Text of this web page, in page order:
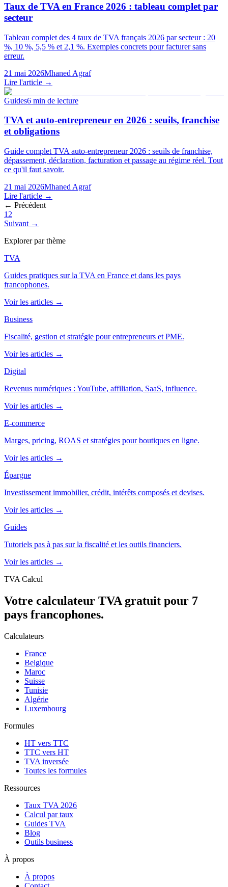
Taux de TVA en France 2026 : tableau complet par
secteur
Tableau complet des 4 taux de TVA français 2026 par secteur : 20
%, 10 %, 5,5 % et 2,1 %. Exemples concrets pour facturer sans
erreur.
21 mai 2026Mhaned Agraf
Lire l'article →
Guides6 min de lecture
TVA et auto-entrepreneur en 2026 : seuils, franchise
et obligations
Guide complet TVA auto-entrepreneur 2026 : seuils de franchise,
dépassement, déclaration, facturation et passage au régime réel. Tout
ce qu'il faut savoir.
21 mai 2026Mhaned Agraf
Lire l'article →
← Précédent
1 2
Suivant →
Explorer par thème
TVA
Guides pratiques sur la TVA en France et dans les pays
francophones.
Voir les articles →
Business
Fiscalité, gestion et stratégie pour entrepreneurs et PME.
Voir les articles →
Digital
Revenus numériques : YouTube, affiliation, SaaS, influence.
Voir les articles →
E-commerce
Marges, pricing, ROAS et stratégies pour boutiques en ligne.
Voir les articles →
Épargne
Investissement immobilier, crédit, intérêts composés et devises.
Voir les articles →
Guides
Tutoriels pas à pas sur la fiscalité et les outils financiers.
Voir les articles →
TVA Calcul
Votre calculateur TVA gratuit pour 7
pays francophones.
Calculateurs
France
Belgique
Maroc
Suisse
Tunisie
Algérie
Luxembourg
Formules
HT vers TTC
TTC vers HT
TVA inversée
Toutes les formules
Ressources
Taux TVA 2026
Calcul par taux
Guides TVA
Blog
Outils business
À propos
À propos